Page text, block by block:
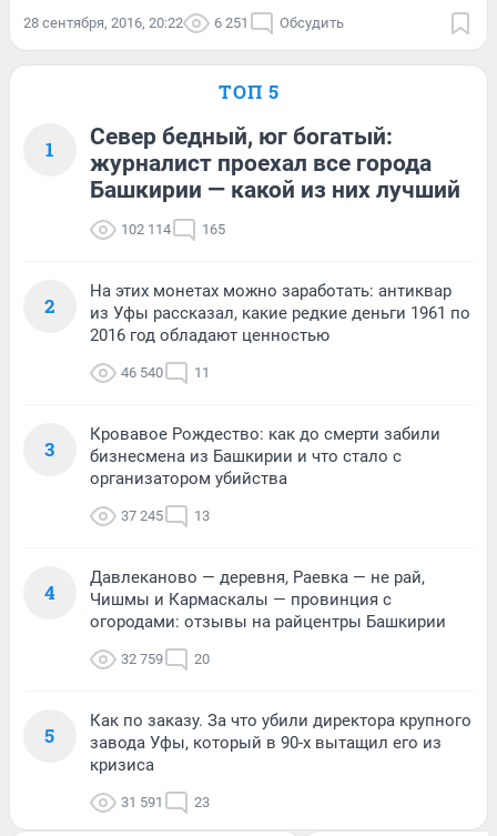
28 сентября, 2016, 20:22 6 251 Обсудить
ТОП 5
1
Север бедный, юг богатый:
журналист проехал все города
Башкирии — какой из них лучший
102 114 165
2
На этих монетах можно заработать: антиквар
из Уфы рассказал, какие редкие деньги 1961 по
2016 год обладают ценностью
46 540 11
3
Кровавое Рождество: как до смерти забили
бизнесмена из Башкирии и что стало с
организатором убийства
37 245 13
4
Давлеканово — деревня, Раевка — не рай,
Чишмы и Кармаскалы — провинция с
огородами: отзывы на райцентры Башкирии
32 759 20
5
Как по заказу. За что убили директора крупного
завода Уфы, который в 90-х вытащил его из
кризиса
31 591 23